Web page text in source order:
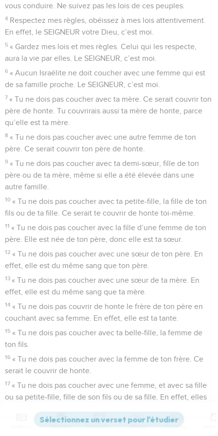
vous conduire. Ne suivez pas les lois de ces peuples.
4 Respectez mes règles, obéissez à mes lois attentivement.
En effet, le SEIGNEUR votre Dieu, c’est moi.
5 « Gardez mes lois et mes règles. Celui qui les respecte,
aura la vie par elles. Le SEIGNEUR, c’est moi.
6 « Aucun Israélite ne doit coucher avec une femme qui est
de sa famille proche. Le SEIGNEUR, c’est moi.
7 « Tu ne dois pas coucher avec ta mère. Ce serait couvrir ton
père de honte. Tu couvrirais aussi ta mère de honte, parce
qu’elle est ta mère.
8 « Tu ne dois pas coucher avec une autre femme de ton
père. Ce serait couvrir ton père de honte.
9 « Tu ne dois pas coucher avec ta demi-sœur, fille de ton
père ou de ta mère, même si elle a été élevée dans une
autre famille.
10 « Tu ne dois pas coucher avec ta petite-fille, la fille de ton
fils ou de ta fille. Ce serait te couvrir de honte toi-même.
11 « Tu ne dois pas coucher avec la fille d’une femme de ton
père. Elle est née de ton père, donc elle est ta sœur.
12 « Tu ne dois pas coucher avec une sœur de ton père. En
effet, elle est du même sang que ton père.
13 « Tu ne dois pas coucher avec une sœur de ta mère. En
effet, elle est du même sang que ta mère.
14 « Tu ne dois pas couvrir de honte le frère de ton père en
couchant avec sa femme. En effet, elle est ta tante.
15 « Tu ne dois pas coucher avec ta belle-fille, la femme de
ton fils.
16 « Tu ne dois pas coucher avec la femme de ton frère. Ce
serait le couvrir de honte.
17 « Tu ne dois pas coucher avec une femme, et avec sa fille
ou sa petite-fille, fille de son fils ou de sa fille. En effet, elles
Versions Commentaires Strong